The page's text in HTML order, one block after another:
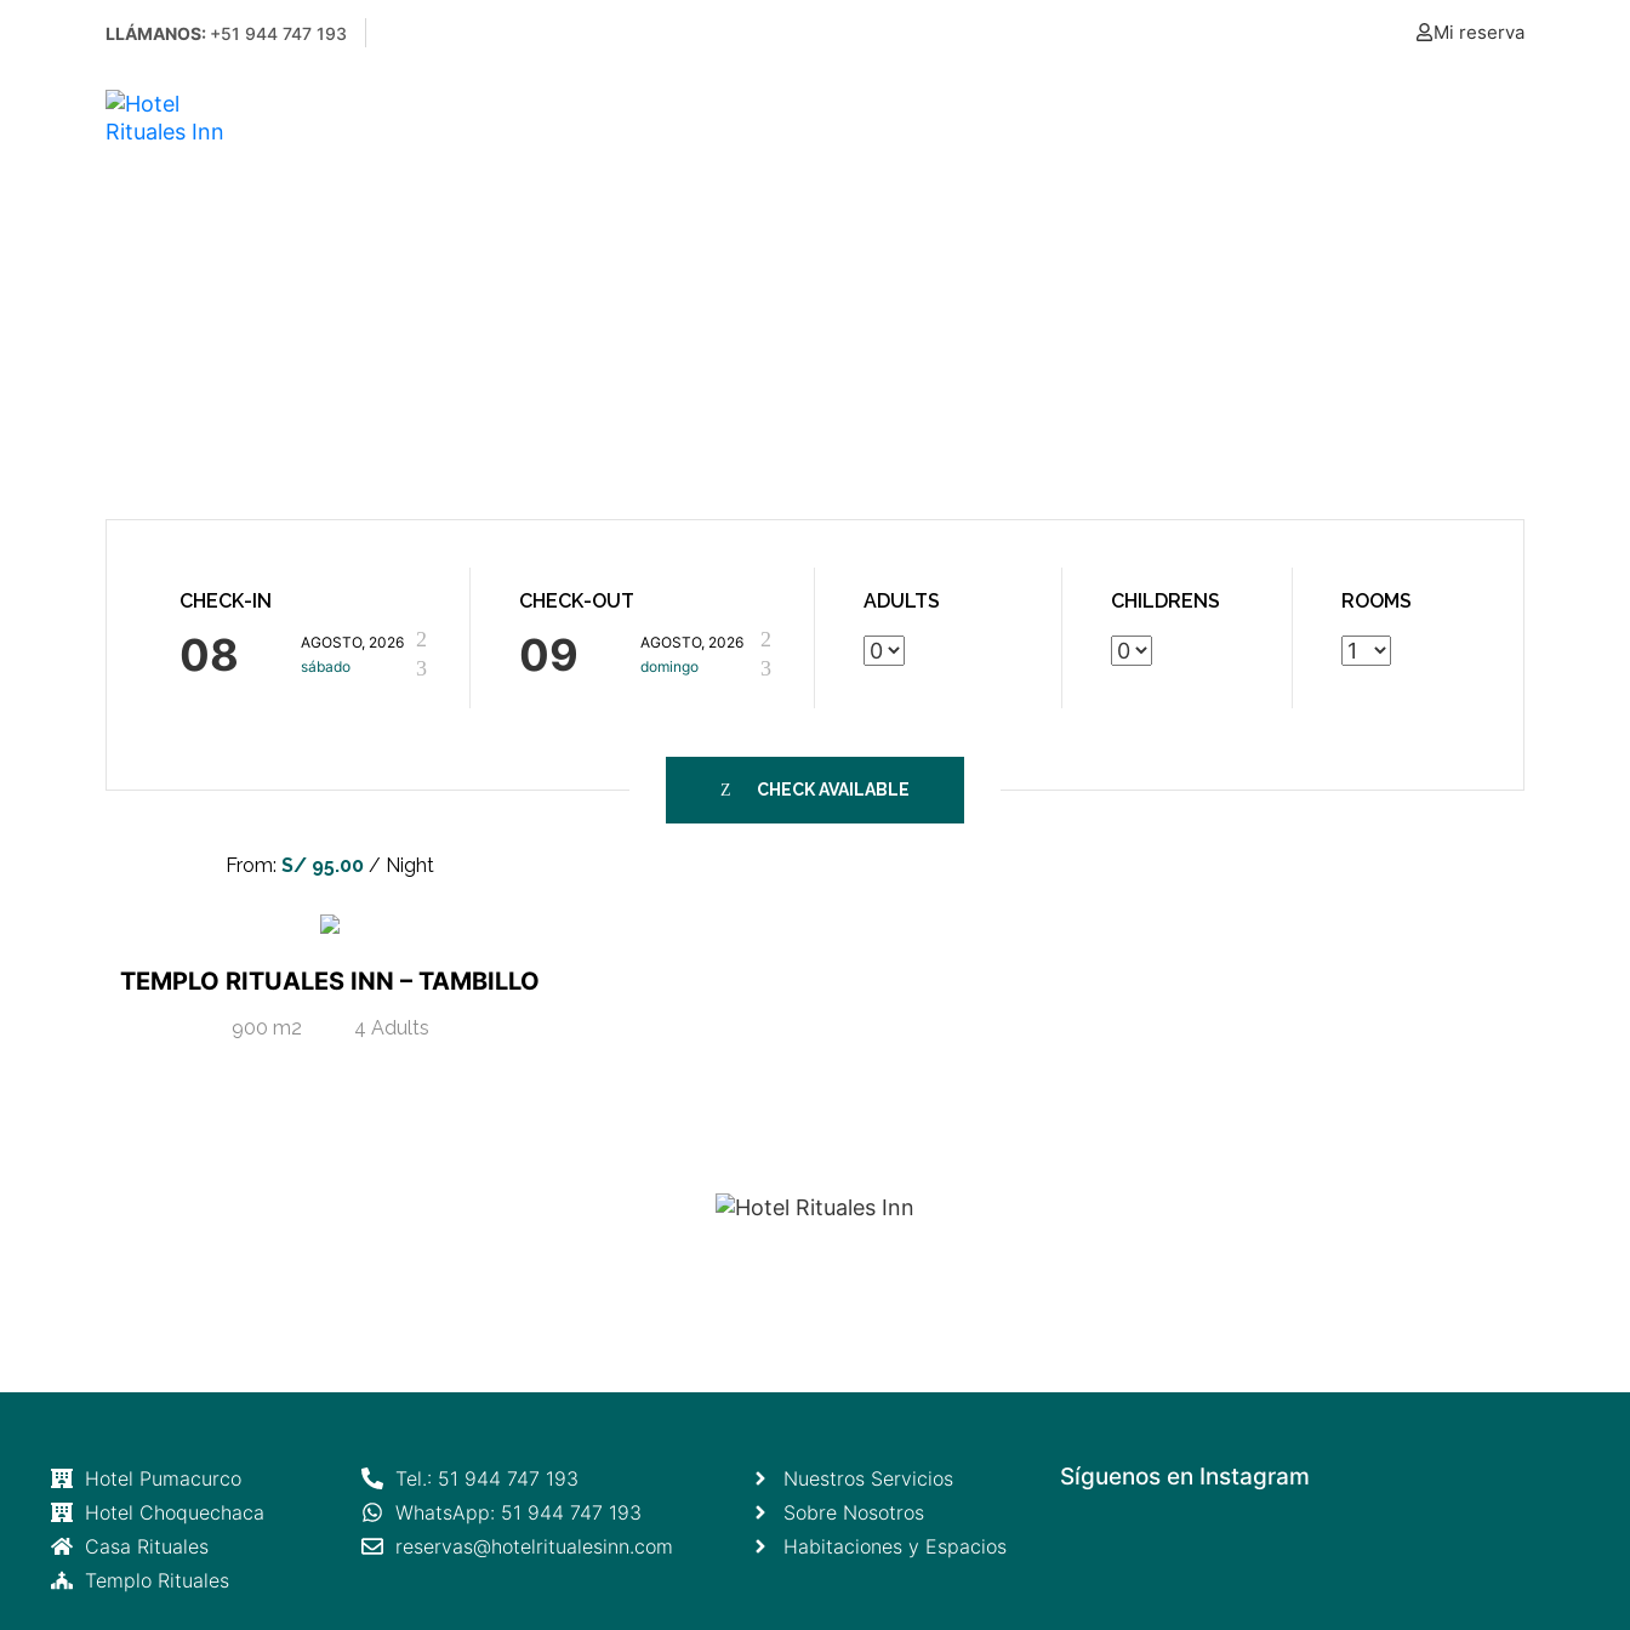
LLÁMANOS: +51 944 747 193 Mi reserva
CHECK-IN
08
AGOSTO, 2026
sábado
CHECK-OUT
09
AGOSTO, 2026
domingo
ADULTS CHILDRENS ROOMS
CHECK AVAILABLE
From: S/ 95.00 / Night
TEMPLO RITUALES INN – TAMBILLO
900 m2 4 Adults
Hotel Pumacurco
Hotel Choquechaca
Casa Rituales
Templo Rituales
Tel.: 51 944 747 193
WhatsApp: 51 944 747 193
reservas@hotelritualesinn.com
Nuestros Servicios
Sobre Nosotros
Habitaciones y Espacios
Síguenos en Instagram